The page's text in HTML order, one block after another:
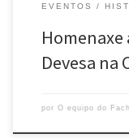
EVENTOS
Devesa na
por O equipo do